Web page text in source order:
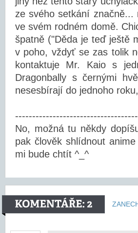
ze svého setkání
ve svém rodném domě.
špatně ("Děda je teď ještě
v poho, vždyť se zas tolik
kontaktuje Mr. Kaio s
Dragonbally s černými
nesesbírají do jednoho
No, možná tu někdy
pak člověk shlídnout
mi bude chtít ^_^